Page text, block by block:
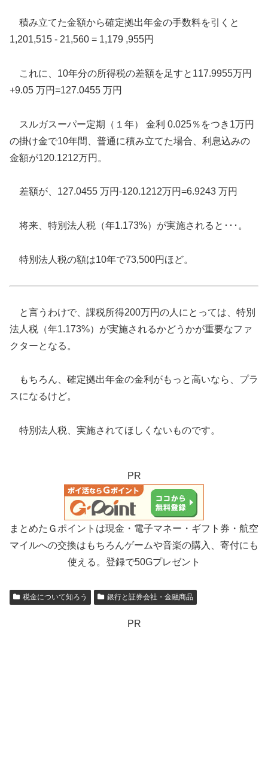
積み立てた金額から確定拠出年金の手数料を引くと
1,201,515 - 21,560 = 1,179 ,955円
これに、10年分の所得税の差額を足すと117.9955万円
+9.05 万円=127.0455 万円
スルガスーパー定期（１年） 金利 0.025％をつき1万円
の掛け金で10年間、普通に積み立てた場合、利息込みの
金額が120.1212万円。
差額が、127.0455 万円-120.1212万円=6.9243 万円
将来、特別法人税（年1.173%）が実施されると･･･。
特別法人税の額は10年で73,500円ほど。
と言うわけで、課税所得200万円の人にとっては、特別
法人税（年1.173%）が実施されるかどうかが重要なファ
クターとなる。
もちろん、確定拠出年金の金利がもっと高いなら、プラ
スになるけど。
特別法人税、実施されてほしくないものです。
PR
まとめたＧポイントは現金・電子マネー・ギフト券・航空
マイルへの交換はもちろんゲームや音楽の購入、寄付にも
使える。登録で50Gプレゼント
税金について知ろう 銀行と証券会社・金融商品
PR